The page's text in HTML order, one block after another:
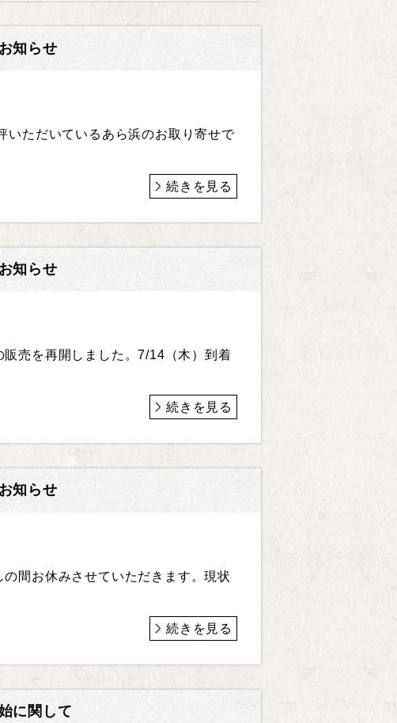
知らせ
いただいているあら浜のお取り寄せで
続きを見る
知らせ
売を再開しました。7/14（木）到着
続きを見る
知らせ
間お休みさせていただきます。現状
続きを見る
に関して